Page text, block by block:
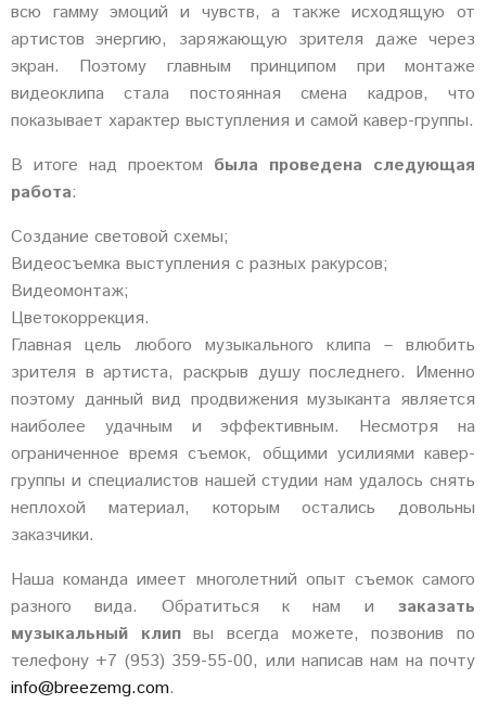
всю гамму эмоций и чувств, а также исходящую от
артистов энергию, заряжающую зрителя даже через
экран. Поэтому главным принципом при монтаже
видеоклипа стала постоянная смена кадров, что
показывает характер выступления и самой кавер-группы.
В итоге над проектом была проведена следующая
работа:
Создание световой схемы;
Видеосъемка выступления с разных ракурсов;
Видеомонтаж;
Цветокоррекция.
Главная цель любого музыкального клипа – влюбить
зрителя в артиста, раскрыв душу последнего. Именно
поэтому данный вид продвижения музыканта является
наиболее удачным и эффективным. Несмотря на
ограниченное время съемок, общими усилиями кавер-
группы и специалистов нашей студии нам удалось снять
неплохой материал, которым остались довольны
заказчики.
Наша команда имеет многолетний опыт съемок самого
разного вида. Обратиться к нам и заказать
музыкальный клипвы всегда можете, позвонив по
телефону +7 (953) 359-55-00, или написав нам на почту
info@breezemg.com.